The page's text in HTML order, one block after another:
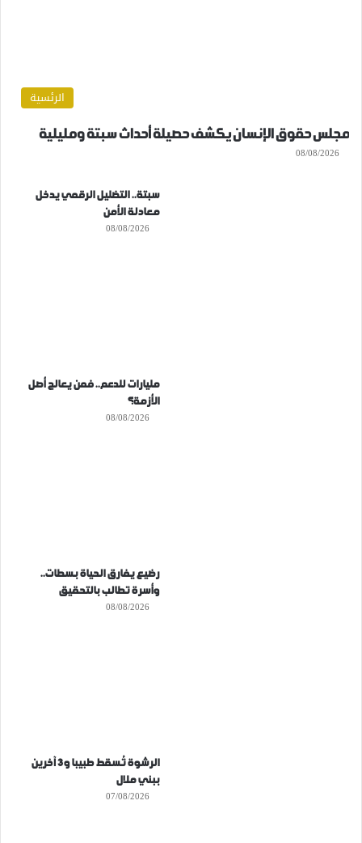
الرئسية
مجلس حقوق الإنسان يكشف حصيلة أحداث سبتة ومليلية
08/08/2026
سبتة.. التضليل الرقمي يدخل
معادلة الأمن
08/08/2026
مليارات للدعم.. فمن يعالج أصل
الأزمة؟
08/08/2026
رضيع يفارق الحياة بسطات..
وأسرة تطالب بالتحقيق
08/08/2026
الرشوة تُسقط طبيبا و3 آخرين
ببني ملال
07/08/2026